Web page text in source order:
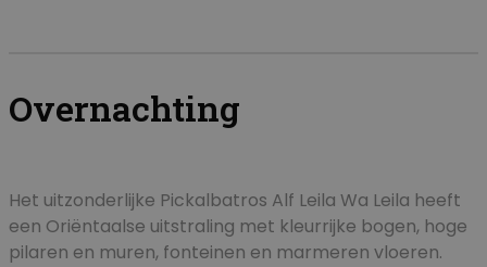
Overnachting
Het uitzonderlijke Pickalbatros Alf Leila Wa Leila heeft
een Oriëntaalse uitstraling met kleurrijke bogen, hoge
pilaren en muren, fonteinen en marmeren vloeren.